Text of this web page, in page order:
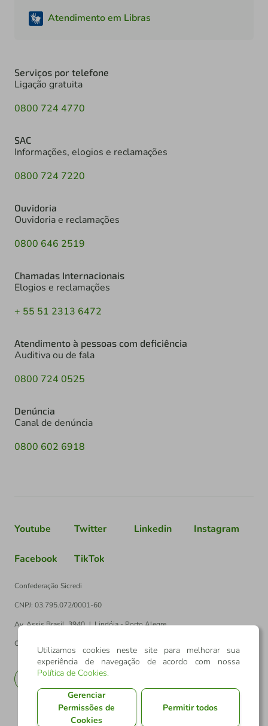
Atendimento em Libras
Serviços por telefone
Ligação gratuita
0800 724 4770
SAC
Informações, elogios e reclamações
0800 724 7220
Ouvidoria
Ouvidoria e reclamações
0800 646 2519
Chamadas Internacionais
Elogios e reclamações
+ 55 51 2313 6472
Atendimento à pessoas com deficiência
Auditiva ou de fala
0800 724 0525
Denúncia
Canal de denúncia
0800 602 6918
Youtube Twitter Linkedin Instagram
Facebook TikTok
Confederação Sicredi
CNPJ: 03.795.072/0001-60
Av. Assis Brasil, 3940, J. Lindóia - Porto Alegre
CEP: 91010-003
EN
Utilizamos cookies neste site para melhorar sua
experiência de navegação de acordo com nossa
Política de Cookies.
Gerenciar
Permissões de
Cookies
Permitir todos